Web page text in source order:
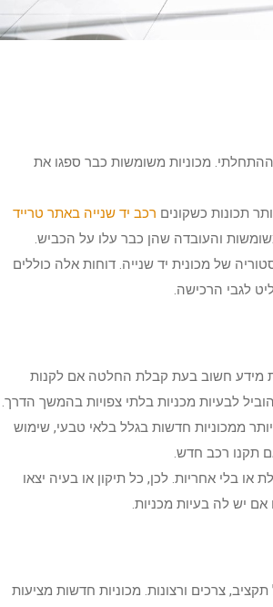
מכוניות משומשות כבר ספגו את
תכונות כשקונים רכב יד שנייה באתר טרייד
והעובדה שהן כבר עלו על הכביש.
של מכונית יד שנייה. דוחות אלה כוללים
לגבי הרכישה.
מידע חשוב בעת קבלת החלטה אם לקנות
לבעיות מכניות בלתי צפויות בהמשך הדרך.
ממכוניות חדשות בגלל בלאי טבעי, שימוש
תקנו רכב חדש.
בלי אחריות. לכן, כל תיקון או בעיה יצאו
יש לה בעיות מכניות.
צרכים ורצונות. מכוניות חדשות מציעות